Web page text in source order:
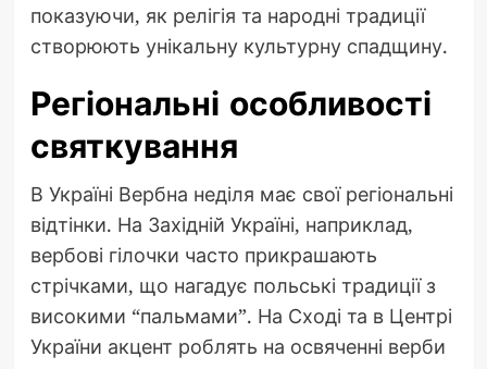
показуючи, як релігія та народні традиції
створюють унікальну культурну спадщину.
Регіональні особливості
святкування
В Україні Вербна неділя має свої регіональні
відтінки. На Західній Україні, наприклад,
вербові гілочки часто прикрашають
стрічками, що нагадує польські традиції з
високими “пальмами”. На Сході та в Центрі
України акцент роблять на освяченні верби